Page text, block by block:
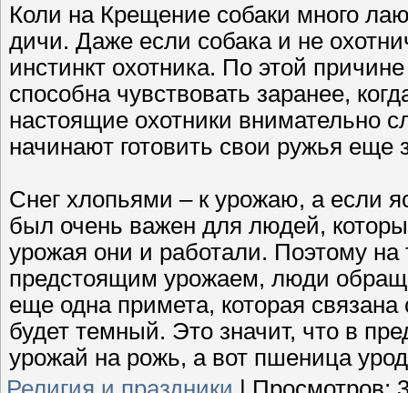
Коли на Крещение собаки много
дичи. Даже если собака и не
инстинкт охотника. По этой
способна чувствовать заранее,
настоящие охотники внимательно
начинают готовить свои ружья еще
Снег хлопьями – к урожаю, а если
был очень важен для людей,
урожая они и работали. Поэтому
предстоящим урожаем, люди
еще одна примета, которая
будет темный. Это значит, что в
урожай на рожь, а вот пшеница